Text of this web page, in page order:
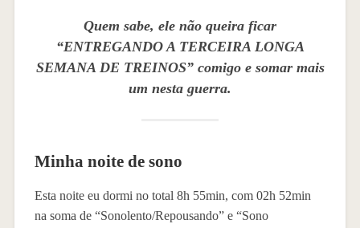
Quem sabe, ele não queira ficar
“ENTREGANDO A TERCEIRA LONGA
SEMANA DE TREINOS” comigo e somar mais
um nesta guerra.
Minha noite de sono
Esta noite eu dormi no total 8h 55min, com 02h 52min
na soma de “Sonolento/Repousando” e “Sono